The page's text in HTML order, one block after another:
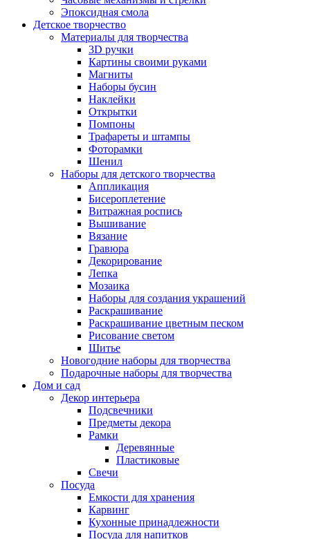
Эпоксидная смола
Детское творчество
Материалы для творчества
3D ручки
Картины своими руками
Магниты
Наборы бусин
Наклейки
Открытки
Помпоны
Трафареты и штампы
Фоторамки
Шенил
Наборы для детского творчества
Аппликация
Бисероплетение
Витражная роспись
Вышивание
Вязание
Гравюра
Декорирование
Лепка
Мозаика
Наборы для создания украшений
Раскрашивание
Раскрашивание цветным песком
Рисование светом
Шитье
Новогодние наборы для творчества
Подарочные наборы для творчества
Дом и сад
Декор интерьера
Подсвечники
Предметы декора
Рамки
Деревянные
Пластиковые
Свечи
Посуда
Емкости для хранения
Карвинг
Кухонные принадлежности
Посуда для напитков